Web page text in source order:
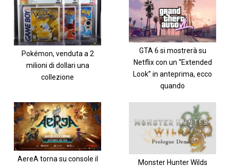
Pokémon, venduta a 2
milioni di dollari una
collezione
GTA 6 si mostrerà su
Netflix con un “Extended
Look” in anteprima, ecco
quando
AereA torna su console il
Monster Hunter Wilds